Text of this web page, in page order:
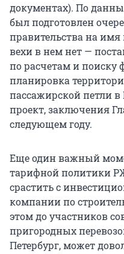
документах). По
был подготовлен
правительства на
вехи в нем нет —
по расчетам и
планировка
пассажирской петли
проект, заключения
следующем году.
Еще один важный
тарифной политики
срастить с
компании по
этом до участников
пригородных
Петербург, может